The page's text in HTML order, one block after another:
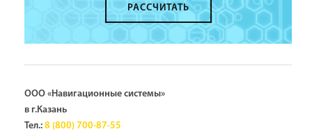
РАССЧИТАТЬ
ООО «Навигационные системы»
в г.Казань
Тел.: 8 (800) 700-87-55